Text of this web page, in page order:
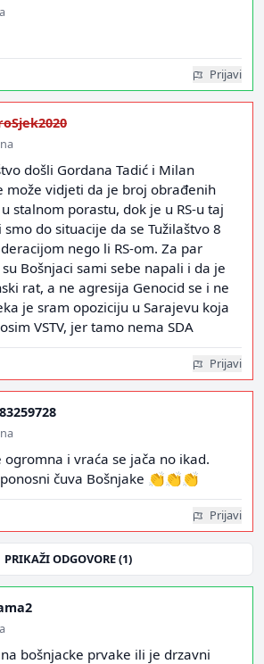
Prijavi
došli Gordana Tadić i Milan
može vidjeti da je broj obrađenih
stalnom porastu, dok je u RS-u taj
do situacije da se Tužilaštvo 8
nego li RS-om. Za par
Bošnjaci sami sebe napali i da je
rat, a ne agresija Genocid se i ne
je sram opoziciju u Sarajevu koja
VSTV, jer tamo nema SDA
Prijavi
ogromna i vraća se jača no ikad.
čuva Bošnjake 👏👏👏
Prijavi
PRIKAŽI ODGOVORE (1)
bošnjacke prvake ili je drzavni